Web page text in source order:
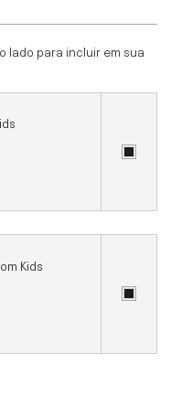
lado para incluir em sua
Kids